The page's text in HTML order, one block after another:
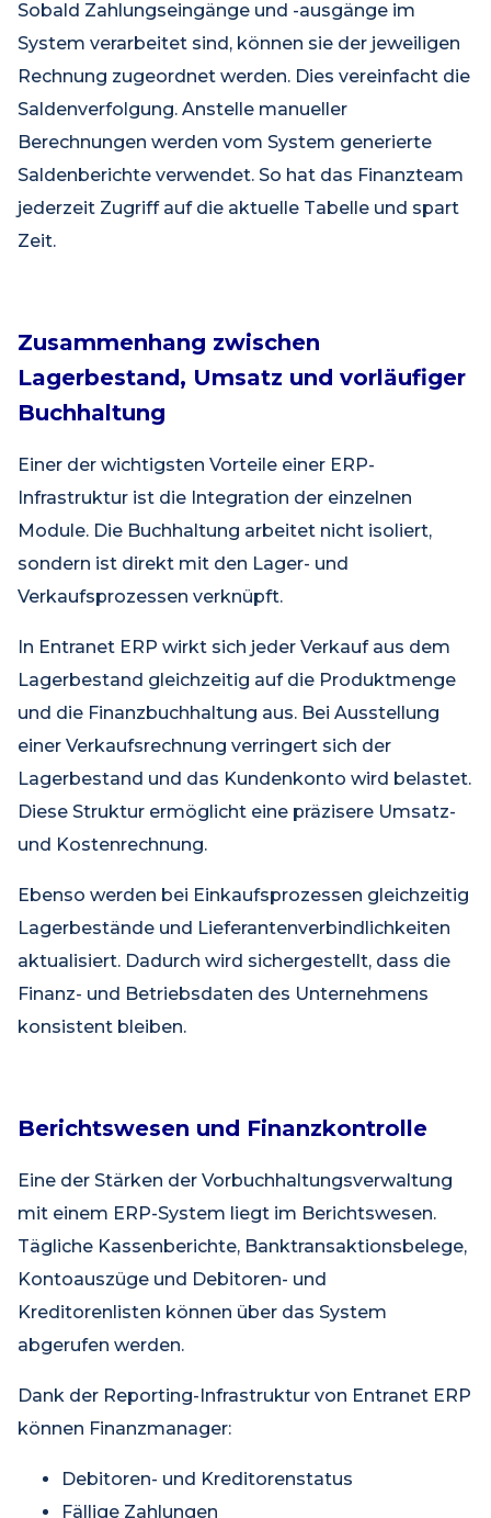
Sobald Zahlungseingänge und -ausgänge im
System verarbeitet sind, können sie der jeweiligen
Rechnung zugeordnet werden. Dies vereinfacht die
Saldenverfolgung. Anstelle manueller
Berechnungen werden vom System generierte
Saldenberichte verwendet. So hat das Finanzteam
jederzeit Zugriff auf die aktuelle Tabelle und spart
Zeit.
Zusammenhang zwischen
Lagerbestand, Umsatz und vorläufiger
Buchhaltung
Einer der wichtigsten Vorteile einer ERP-
Infrastruktur ist die Integration der einzelnen
Module. Die Buchhaltung arbeitet nicht isoliert,
sondern ist direkt mit den Lager- und
Verkaufsprozessen verknüpft.
In Entranet ERP wirkt sich jeder Verkauf aus dem
Lagerbestand gleichzeitig auf die Produktmenge
und die Finanzbuchhaltung aus. Bei Ausstellung
einer Verkaufsrechnung verringert sich der
Lagerbestand und das Kundenkonto wird belastet.
Diese Struktur ermöglicht eine präzisere Umsatz-
und Kostenrechnung.
Ebenso werden bei Einkaufsprozessen gleichzeitig
Lagerbestände und Lieferantenverbindlichkeiten
aktualisiert. Dadurch wird sichergestellt, dass die
Finanz- und Betriebsdaten des Unternehmens
konsistent bleiben.
Berichtswesen und Finanzkontrolle
Eine der Stärken der Vorbuchhaltungsverwaltung
mit einem ERP-System liegt im Berichtswesen.
Tägliche Kassenberichte, Banktransaktionsbelege,
Kontoauszüge und Debitoren- und
Kreditorenlisten können über das System
abgerufen werden.
Dank der Reporting-Infrastruktur von Entranet ERP
können Finanzmanager:
Debitoren- und Kreditorenstatus
Fällige Zahlungen